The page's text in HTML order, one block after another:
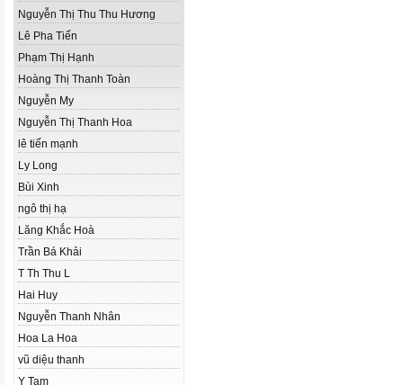
Nguyễn Thị Thu Thu Hương
Lê Pha Tiến
Phạm Thị Hạnh
Hoàng Thị Thanh Toàn
Nguyễn My
Nguyễn Thị Thanh Hoa
lê tiến mạnh
Ly Long
Bùi Xinh
ngô thị hạ
Lăng Khắc Hoà
Trần Bá Khải
T Th Thu L
Hai Huy
Nguyễn Thanh Nhân
Hoa La Hoa
vũ diệu thanh
Y Tam